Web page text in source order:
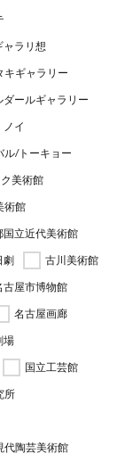
ャラリ想
キギャラリー
ダールギャラリー
イ
ル/トーキョー
美術館
術館
国立近代美術館
劇
古川美術館
古屋市博物館
名古屋画廊
場
国立工芸館
所
代陶芸美術館